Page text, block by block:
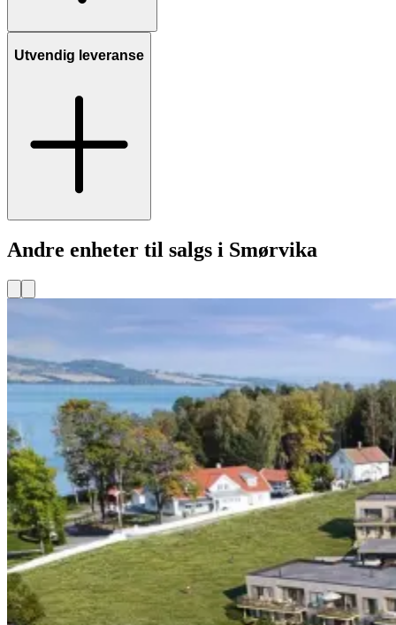
Utvendig leveranse
Andre enheter til salgs i Smørvika